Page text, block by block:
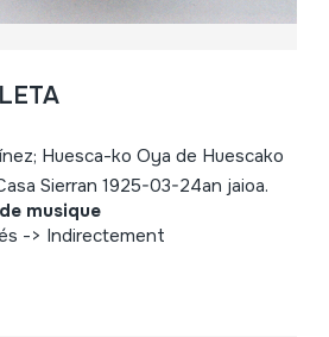
Huesca-ko Oya de Huescako
Sierran 1925-03-24an jaioa.
musique
-> Indirectement